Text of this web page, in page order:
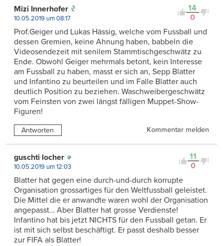
14
0
Mizi Innerhofer
10.05.2019 um 08:17
Prof.Geiger und Lukas Hässig, welche vom Fussball und
dessen Gremien, keine Ahnung haben, babbeln die
Videosendezeit mit senilem Stammtischgeschwätz zu
Ende. Obwohl Geiger mehrmals betont, kein Interesse
am Fussball zu haben, masst er sich an, Sepp Blatter
und Infantino zu beurteilen und im Falle Blatter auch
deutlich Position zu beziehen. Waschweibergeschwätz
vom Feinsten von zwei längst fälligen Muppet-Show-
Figuren!
Antworten Kommentar melden
11
0
guschti locher
10.05.2019 um 12:03
Blatter hat gegen eine durch-und-durch korrupte
Organisation grossartiges für den Weltfussball geleistet.
Die Mittel die er anwandte waren wohl der Organisation
angepasst… Aber Blatter hat grosse Verdienste!
Infantino hat bis jetzt NICHTS für den Fussball getan. Er
ist mit sich selbst beschäftigt. Er passt deshalb besser
zur FIFA als Blatter!